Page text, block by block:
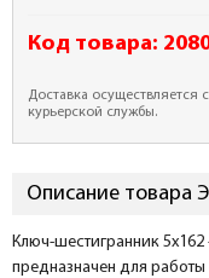
Код товара:
Доставка осуществляется
курьерской службы.
Описание товара
Ключ-шестигранник 5х162
предназначен для